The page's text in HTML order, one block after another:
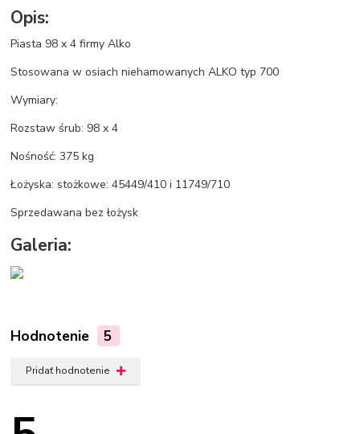
Opis:
Piasta 98 x 4 firmy Alko
Stosowana w osiach niehamowanych ALKO typ 700
Wymiary:
Rozstaw śrub: 98 x 4
Nośność: 375 kg
Łożyska: stożkowe: 45449/410 i 11749/710
Sprzedawana bez łożysk
Galeria:
Hodnotenie 5
Pridať hodnotenie